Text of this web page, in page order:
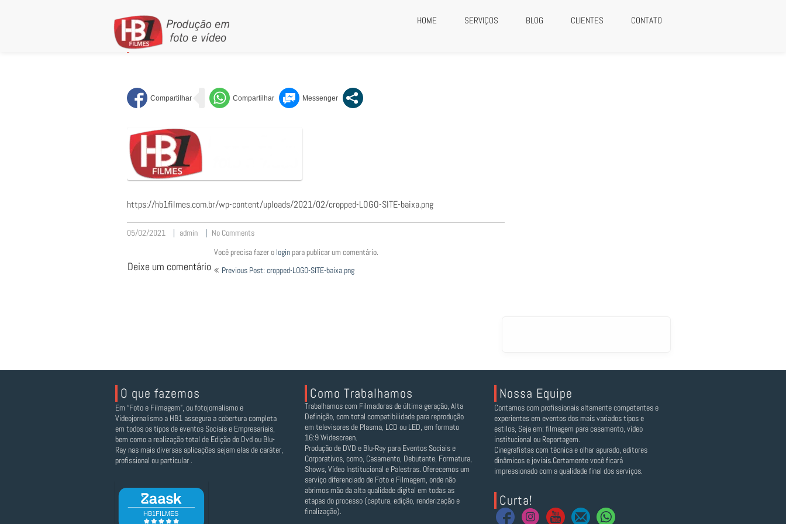
HOME SERVIÇOS BLOG CLIENTES CONTATO
cropped-LOGO-SITE-baixa.png
https://hb1filmes.com.br/wp-content/uploads/2021/02/cropped-LOGO-SITE-baixa.png
05/02/2021 admin No Comments
Deixe um comentário
Você precisa fazer o loginpara publicar um comentário.
Navegação
Previous Post: cropped-LOGO-SITE-baixa.png
O que fazemos
Em “Foto e Filmagem”, ou fotojornalismo e
Videojornalismo a HB1 assegura a cobertura completa
em todos os tipos de eventos Sociais e Empresariais,
bem como a realização total de Edição do Dvd ou Blu-
Ray nas mais diversas aplicações sejam elas de caráter,
profissional ou particular .
Como Trabalhamos
Trabalhamos com Filmadoras de última geração, Alta
Definição, com total compatibilidade para reprodução
em televisores de Plasma, LCD ou LED, em formato
16:9 Widescreen.
Produção de DVD e Blu-Ray para Eventos Sociais e
Corporativos, como, Casamento, Debutante, Formatura,
Shows, Vídeo Institucional e Palestras. Oferecemos um
serviço diferenciado de Foto e Filmagem, onde não
abrimos mão da alta qualidade digital em todas as
etapas do processo (captura, edição, renderização e
finalização).
Nossa Equipe
Contamos com profissionais altamente competentes e
experientes em eventos dos mais variados tipos e
estilos, Seja em: filmagem para casamento, vídeo
institucional ou Reportagem.
Cinegrafistas com técnica e olhar apurado, editores
dinâmicos e joviais.Certamente você ficará
impressionado com a qualidade final dos serviços.
Curta!